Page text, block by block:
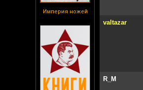
Империя ножей
valtazar
R_M